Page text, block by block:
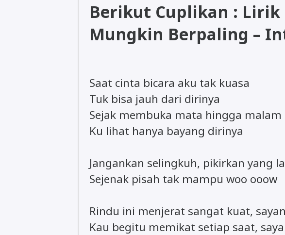
Berikut Cuplikan : Lirik
Mungkin Berpaling –
Saat cinta bicara aku tak kuasa
Tuk bisa jauh dari dirinya
Sejak membuka mata hingga malam
Ku lihat hanya bayang dirinya
Jangankan selingkuh, pikirkan yang
Sejenak pisah tak mampu woo ooow
Rindu ini menjerat sangat kuat,
Kau begitu memikat setiap saat,